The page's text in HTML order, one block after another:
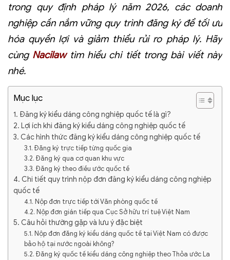
trong quy định pháp lý năm 2026, các doanh
nghiệp cần nắm vững quy trình đăng ký để tối ưu
hóa quyền lợi và giảm thiểu rủi ro pháp lý. Hãy
cùng Nacilawtìm hiểu chi tiết trong bài viết này
nhé.
Mục lục
1. Đăng ký kiểu dáng công nghiệp quốc tế là gì?
2. Lợi ích khi đăng ký kiểu dáng công nghiệp quốc tế
3. Các hình thức đăng ký kiểu dáng công nghiệp quốc tế
3.1. Đăng ký trực tiếp từng quốc gia
3.2. Đăng ký qua cơ quan khu vực
3.3. Đăng ký theo điều ước quốc tế
4. Chi tiết quy trình nộp đơn đăng ký kiểu dáng công nghiệp
quốc tế
4.1. Nộp đơn trực tiếp tới Văn phòng quốc tế
4.2. Nộp đơn gián tiếp qua Cục Sở hữu trí tuệ Việt Nam
5. Câu hỏi thường gặp và lưu ý đặc biệt
5.1. Nộp đơn đăng ký kiểu dáng quốc tế tại Việt Nam có được
bảo hộ tại nước ngoài không?
5.2. Đăng ký quốc tế kiểu dáng công nghiệp theo Thỏa ước La